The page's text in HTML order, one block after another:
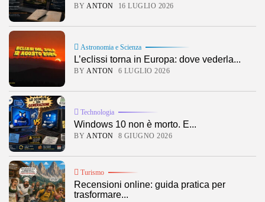
BY ANTON 16 LUGLIO 2026
Astronomia e Scienza
L’eclissi torna in Europa: dove vederla...
BY ANTON 6 LUGLIO 2026
Technologia
Windows 10 non è morto. E...
BY ANTON 8 GIUGNO 2026
Turismo
Recensioni online: guida pratica per
trasformare...